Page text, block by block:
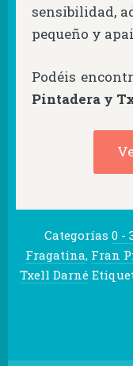
sensibilidad,
pequeño y
Podéis
Pintadera y
Categorías 0 -
Fragatina, Fran
Txell Darné